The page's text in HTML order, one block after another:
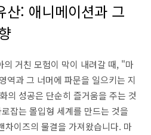
산: 애니메이션과 그
의 거친 모험이 막이 내려갈 때, "마
역과 그 너머에 파문을 일으키는 지
의 성공은 단순히 즐거움을 주는 것
잡는 몰입형 세계를 만드는 것을
차이즈의 물결을 가져왔습니다. 마